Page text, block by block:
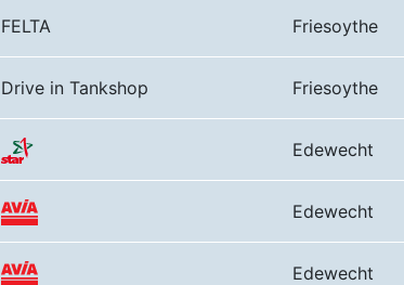
FELTA Friesoythe
Drive in Tankshop Friesoythe
Edewecht
Edewecht
Edewecht